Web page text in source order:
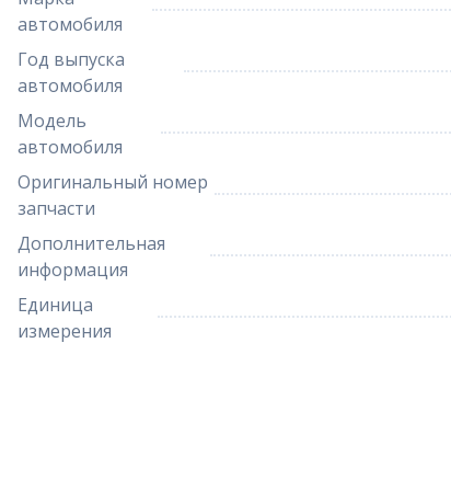
автомобиля
Год выпуска
автомобиля
Модель
автомобиля
Оригинальный номер
запчасти
Дополнительная
информация
Единица
измерения